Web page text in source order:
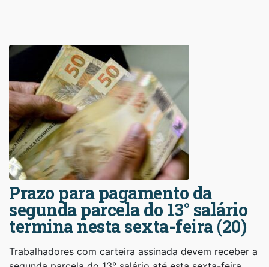
Prazo para pagamento da
segunda parcela do 13° salário
termina nesta sexta-feira (20)
Trabalhadores com carteira assinada devem receber a